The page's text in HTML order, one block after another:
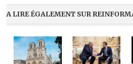
A LIRE ÉGALEMENT SUR